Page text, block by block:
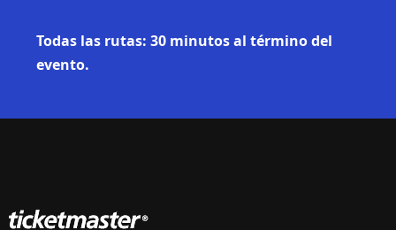
Todas las rutas: 30 minutos al término del
evento.